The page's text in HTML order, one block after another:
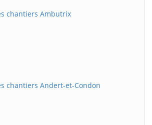
chantiers Ambutrix
chantiers Andert-et-Condon